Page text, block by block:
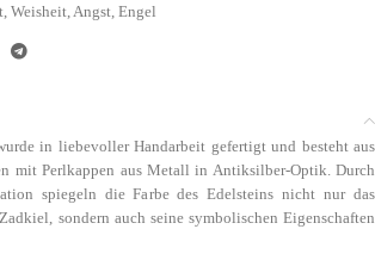
, Weisheit,Angst, Engel
in liebevoller Handarbeit gefertigt und besteht aus
mit Perlkappen aus Metall in Antiksilber-Optik. Durch
spiegeln die Farbe des Edelsteins nicht nur das
sondern auch seine symbolischen Eigenschaften